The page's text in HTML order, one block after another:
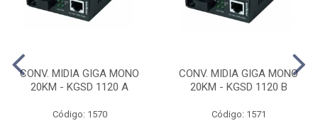
CONV. MIDIA GIGA MONO
20KM - KGSD 1120 A
Código: 1570
CONV. MIDIA GIGA MONO
20KM - KGSD 1120 B
Código: 1571